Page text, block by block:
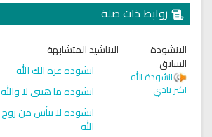
روابط ذات صلة
الانشودة
السابق
انشودة الله
اكبر نادي
الاناشيد المتشابهة
انشودة غزة الك الله
انشودة ما هنتي لا والله
انشودة لا تيأس من روح
الله